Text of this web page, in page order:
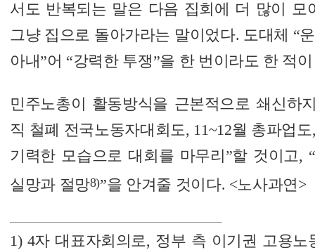
서도 반복되는 말은 다음 집회에 더 많이 모
그냥 집으로 돌아가라는 말이었다. 도대체 “
아내”어 “강력한 투쟁”을 한 번이라도 한 적
민주노총이 활동방식을 근본적으로 쇄신하
직 철폐 전국노동자대회도, 11~12월 총파업
기력한 모습으로 대회를 마무리”할 것이고,
실망과 절망8)”을 안겨줄 것이다. <노사과연>
1) 4자 대표자회의로, 정부 측 이기권 고용